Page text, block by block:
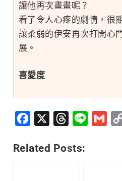
讓他再次畫畫呢？
看了令人心疼的劇情，很
讓柔弱的伊安再次打開心
展。
喜愛度
Facebook Threads
Line
Related Posts: